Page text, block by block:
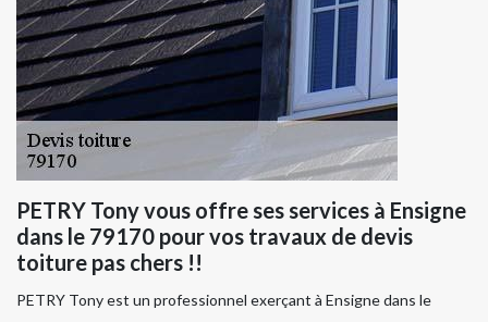
PETRY Tony vous offre ses services à Ensigne
dans le 79170 pour vos travaux de devis
toiture pas chers !!
PETRY Tony est un professionnel exerçant à Ensigne dans le